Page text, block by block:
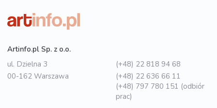
Artinfo.pl Sp. z o.o.
ul. Dzielna 3
00-162 Warszawa
(+48) 22 818 94 68
(+48) 22 636 66 11
(+48) 797 780 151 (odbiór
prac)